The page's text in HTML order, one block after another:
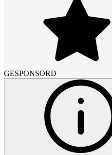
GESPONSORD